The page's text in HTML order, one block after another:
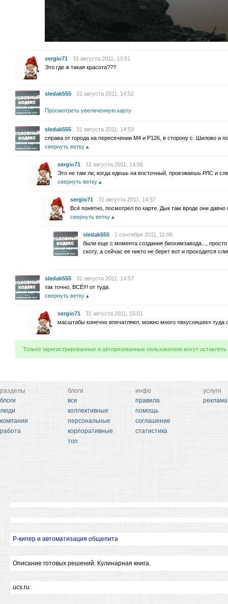
sergio71
31 августа 2011, 13:51
Это где ж такая красота???
sledak555 31 августа 2011, 14:52
Просмотреть увеличенную карту
sledak555
31 августа 2011, 14:53
справа от города на пересечении М4 и Р126, в сторону с. Шилово и
свернуть ветку
sergio71
31 августа 2011, 14:56
Это не там ли, когда едешь на восточный, проезжаешь РЛС и
свернуть ветку
sergio71
31 августа 2011, 14:57
Всё понятно, посмотрел по карте. Дык там вроде они
свернуть ветку
sledak555
1 сентября 2011, 11:06
были еще с момента создания биохимзавода...,
скоту, а сейчас ее никто не берет вот и проходится
sledak555
31 августа 2011, 14:57
так точно, ВСЁ!!! от туда.
свернуть ветку
sergio71
31 августа 2011, 15:01
масштабы конечно впечатляют, можно много «вкусняшек» туда
Только зарегистрированные и авторизованные пользователи могут
разделы
блоги
люди
компании
работа
блоги
все
коллективные
персональные
корпоративные
топ
инфо
правила
помощь
соглашение
статистика
услуги
реклама
Р-кипер и автоматизация общепита
Описание готовых решений. Кулинарная книга.
ucs.ru